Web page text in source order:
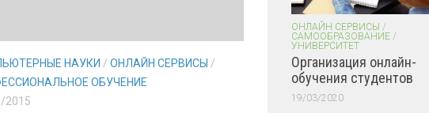
НАУКИ / ОНЛАЙН СЕРВИСЫ /
ОБУЧЕНИЕ
2015
ОНЛАЙН СЕРВИСЫ /
САМООБРАЗОВАНИЕ /
УНИВЕРСИТЕТ
Организация онлайн-
обучения студентов
19/03/2020